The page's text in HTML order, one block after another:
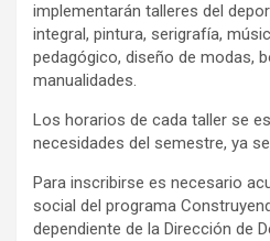
implementarán talleres del
integral, pintura, serigrafía,
pedagógico, diseño de modas,
manualidades.
Los horarios de cada taller se
necesidades del semestre, ya
Para inscribirse es necesario
social del programa
dependiente de la Dirección de